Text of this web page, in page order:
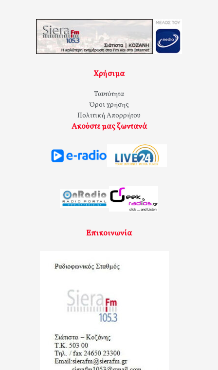
Χρήσιμα
Ταυτότητα
Όροι χρήσης
Πολιτική Απορρήτου
Ακούστε μας ζωντανά
Επικοινωνία